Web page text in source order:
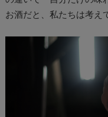
お酒だと、私たちは考え